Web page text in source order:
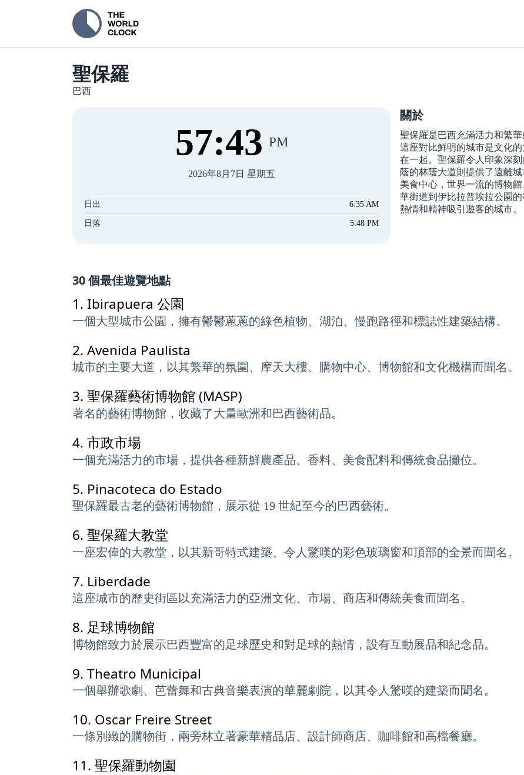
聖保羅
巴西
57:43 PM
2026年8月7日 星期五
日出 6:35 AM
日落 5:48 PM
關於
聖保羅是巴西充滿活力和繁
這座對比鮮明的城市是文化
在一起。聖保羅令人印象深
蔭的林蔭大道則提供了遠離
美食中心，世界一流的博物
華街道到伊比拉普埃拉公園
熱情和精神吸引遊客的城市。
30 個最佳遊覽地點
1. Ibirapuera 公園
一個大型城市公園，擁有鬱鬱蔥蔥的綠色植物、湖泊、慢跑路徑和標誌性建築結構。
2. Avenida Paulista
城市的主要大道，以其繁華的氛圍、摩天大樓、購物中心、博物館和文化機構而聞名。
3. 聖保羅藝術博物館 (MASP)
著名的藝術博物館，收藏了大量歐洲和巴西藝術品。
4. 市政市場
一個充滿活力的市場，提供各種新鮮農產品、香料、美食配料和傳統食品攤位。
5. Pinacoteca do Estado
聖保羅最古老的藝術博物館，展示從 19 世紀至今的巴西藝術。
6. 聖保羅大教堂
一座宏偉的大教堂，以其新哥特式建築、令人驚嘆的彩色玻璃窗和頂部的全景而聞名。
7. Liberdade
這座城市的歷史街區以充滿活力的亞洲文化、市場、商店和傳統美食而聞名。
8. 足球博物館
博物館致力於展示巴西豐富的足球歷史和對足球的熱情，設有互動展品和紀念品。
9. Theatro Municipal
一個舉辦歌劇、芭蕾舞和古典音樂表演的華麗劇院，以其令人驚嘆的建築而聞名。
10. Oscar Freire Street
一條別緻的購物街，兩旁林立著豪華精品店、設計師商店、咖啡館和高檔餐廳。
11. 聖保羅動物園